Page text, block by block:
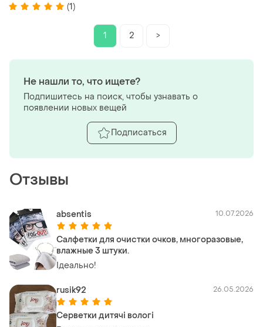
(1)
1 2 >
Отзывы
absentis 10.07.2026
Салфетки для очистки очков, многоразовые,
влажные 3 штуки.
Ідеально!
rusik92 26.05.2026
Серветки дитячі вологі
Не нашли то, что ищете?
Подпишитесь на поиск, чтобы узнавать о
появлении новых вещей
Подписаться